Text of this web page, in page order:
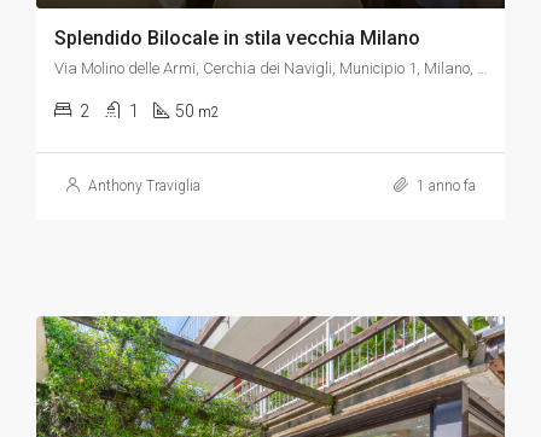
Splendido Bilocale in stila vecchia Milano
Via Molino delle Armi, Cerchia dei Navigli, Municipio 1, Milano, Lombardia, 20123, Italia
2 1 50 m2
Anthony Traviglia 1 anno fa